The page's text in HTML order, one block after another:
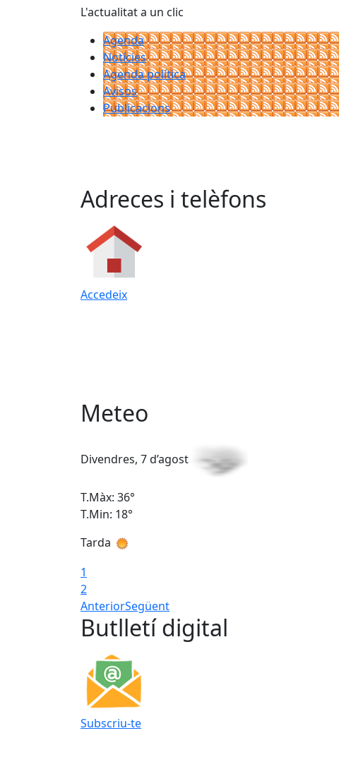
L'actualitat a un clic
Agenda
Notícies
Agenda política
Avisos
Publicacions
Adreces i telèfons
Accedeix
Meteo
Divendres, 7 d’agost
T.Màx: 36°
T.Min: 18°
Tarda
1
2
AnteriorSegüent
Butlletí digital
Subscriu-te